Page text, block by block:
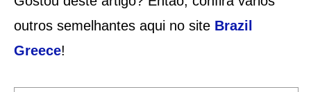
outros semelhantes aqui no site Brazil
Greece!